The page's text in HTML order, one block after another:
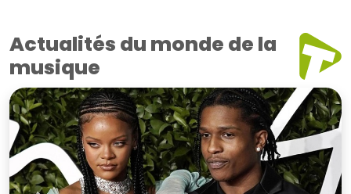
Actualités du monde de la
musique